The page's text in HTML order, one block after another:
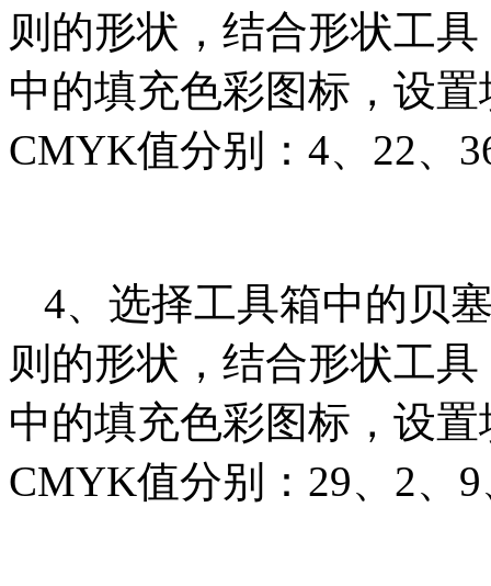
则的形状，结合形状工
中的填充色彩图标，设
CMYK值分别：4、22、
4、选择工具箱中的贝
则的形状，结合形状工
中的填充色彩图标，设
CMYK值分别：29、2、